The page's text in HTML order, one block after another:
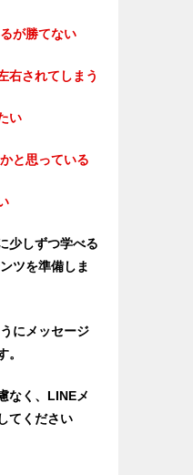
が勝てない
右されてしまう
い
と思っている
少しずつ学べる
ツを準備しま
にメッセージ
。
なく、LINEメ
てください